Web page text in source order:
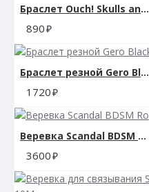
Браслет Ouch! Skulls and Bones Black SH-OU283BLK
890
Браслет резной Gero Black 7713rebelts
1720
Веревка Scandal BDSM Rope - 30 метров
3600